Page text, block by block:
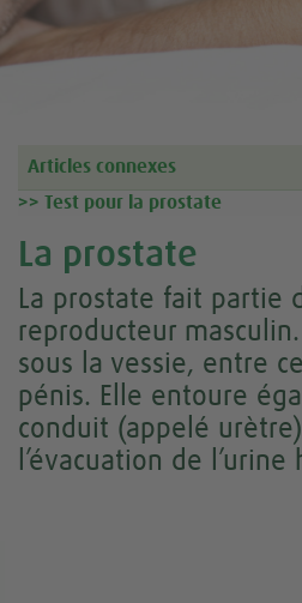
Articles connexes
>> Test pour la prostate
La prostate
La prostate fait partie
reproducteur
sous la vessie, entre
pénis. Elle entoure
conduit (appelé
l’évacuation de